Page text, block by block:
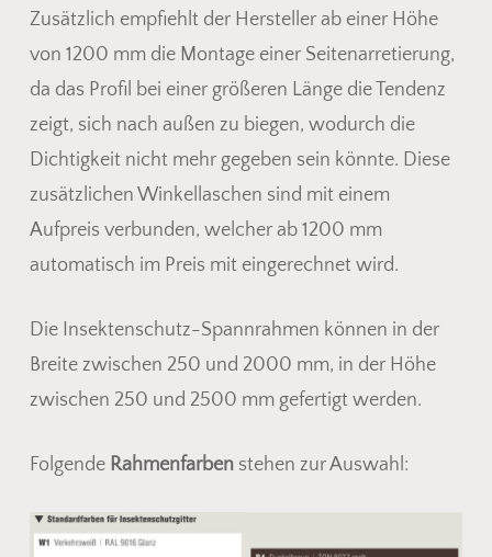
Zusätzlich empfiehlt der Hersteller ab einer Höhe
von 1200 mm die Montage einer Seitenarretierung,
da das Profil bei einer größeren Länge die Tendenz
zeigt, sich nach außen zu biegen, wodurch die
Dichtigkeit nicht mehr gegeben sein könnte. Diese
zusätzlichen Winkellaschen sind mit einem
Aufpreis verbunden, welcher ab 1200 mm
automatisch im Preis mit eingerechnet wird.
Die Insektenschutz-Spannrahmen können in der
Breite zwischen 250 und 2000 mm, in der Höhe
zwischen 250 und 2500 mm gefertigt werden.
Folgende Rahmenfarbenstehen zur Auswahl: